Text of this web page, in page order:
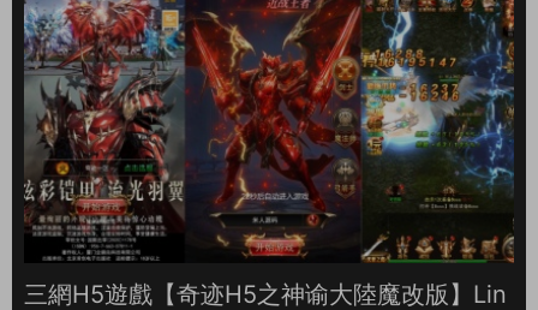
三網H5遊戲【奇迹H5之神谕大陸魔改版】Lin